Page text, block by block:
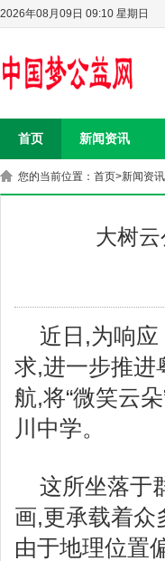
2026年08月09日 09:10 星期日
首页 新闻资讯
您的当前位置： 首页>新闻资讯
大树
近日,为响应
求,进一步推进
航,将“微笑云
川中学。
这所坐落于
画,更承载着众
由于地理位置